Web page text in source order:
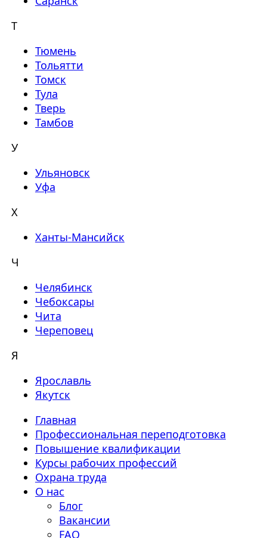
Т
Тюмень
Тольятти
Томск
Тула
Тверь
Тамбов
У
Ульяновск
Уфа
Х
Ханты-Мансийск
Ч
Челябинск
Чебоксары
Чита
Череповец
Я
Ярославль
Якутск
Главная
Профессиональная переподготовка
Повышение квалификации
Курсы рабочих профессий
Охрана труда
О нас
Блог
Вакансии
FAQ